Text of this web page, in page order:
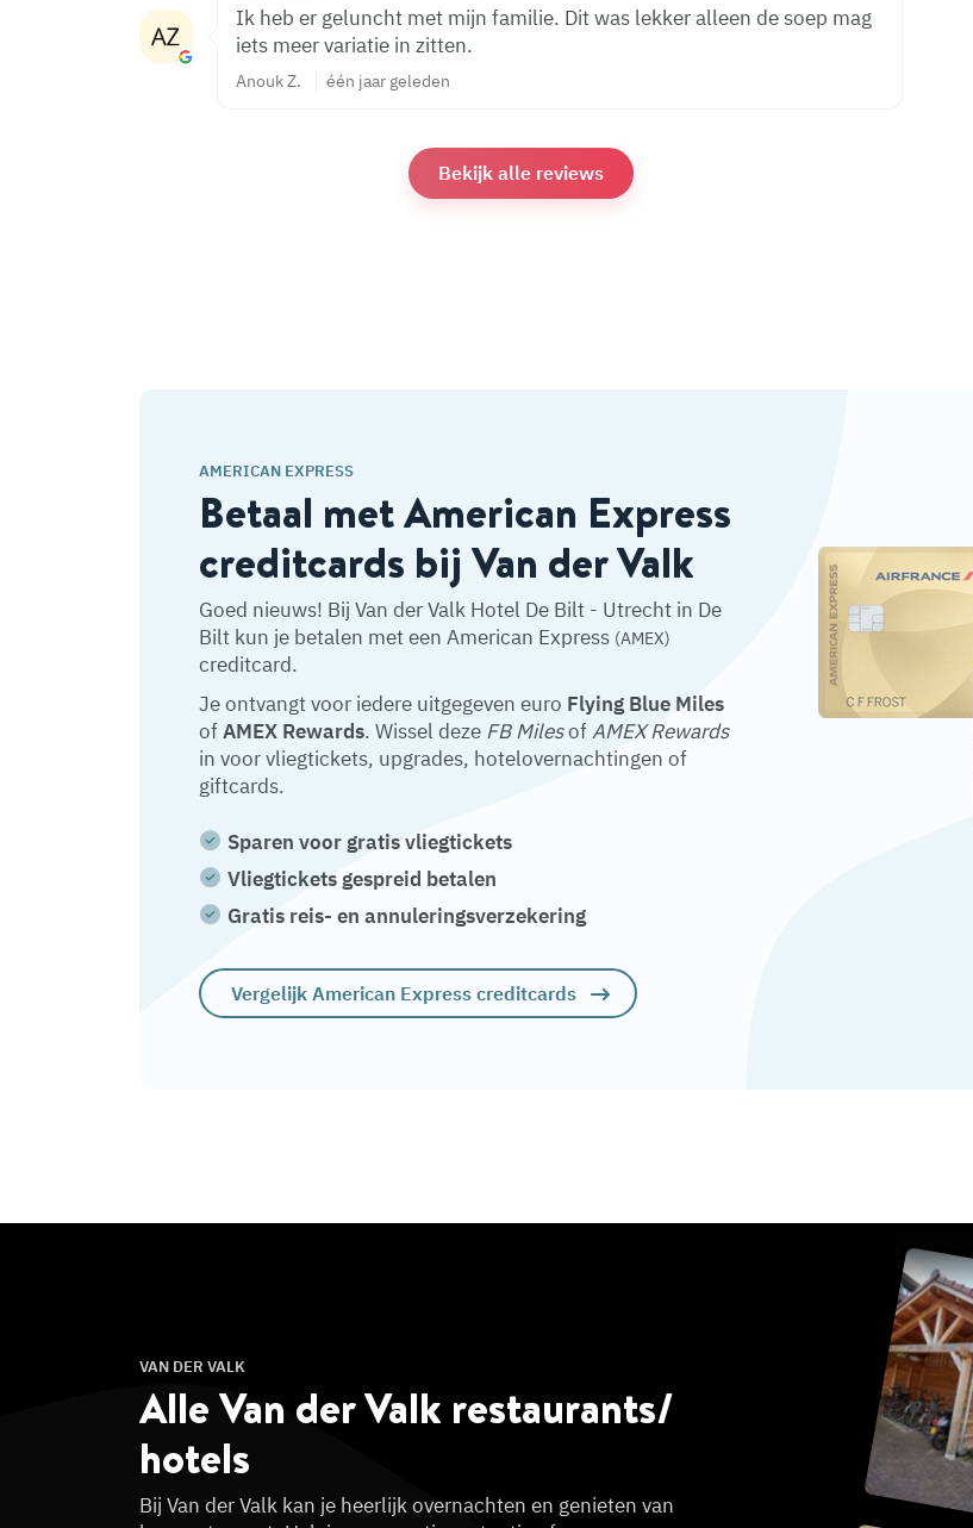
Ik heb er geluncht met mijn familie. Dit was lekker alleen de soep mag
iets meer variatie in zitten.
Anouk Z. één jaar geleden
Bekijk alle reviews
AMERICAN EXPRESS
Betaal met American Express
creditcards bij Van der Valk
Goed nieuws! Bij Van der Valk Hotel De Bilt - Utrecht in De
Bilt kun je betalen met een American Express (AMEX)
creditcard.
Je ontvangt voor iedere uitgegeven euro Flying Blue Miles
ofAMEX Rewards. Wissel deze FB MilesofAMEX Rewards
in voor vliegtickets, upgrades, hotelovernachtingen of
giftcards.
Sparen voor gratis vliegtickets
Vliegtickets gespreid betalen
Gratis reis- en annuleringsverzekering
Vergelijk American Express creditcards
VAN DER VALK
Alle Van der Valk restaurants/
hotels
Bij Van der Valk kan je heerlijk overnachten en genieten van